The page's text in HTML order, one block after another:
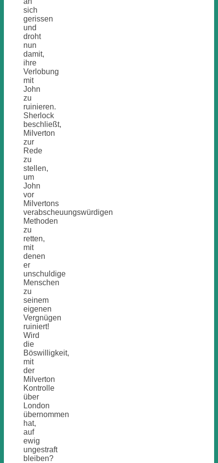
sich
gerissen
und
droht
nun
damit,
ihre
Verlobung
mit
John
zu
ruinieren.
Sherlock
beschließt,
Milverton
zur
Rede
zu
stellen,
um
John
vor
Milvertons
verabscheuungswürdigen
Methoden
zu
retten,
mit
denen
er
unschuldige
Menschen
zu
seinem
eigenen
Vergnügen
ruiniert!
Wird
die
Böswilligkeit,
mit
der
Milverton
Kontrolle
über
London
übernommen
hat,
auf
ewig
ungestraft
bleiben?